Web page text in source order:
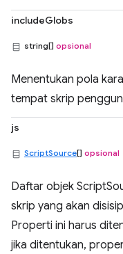
includeGlobs
string[] opsional
Menentukan pola
tempat skrip
js
ScriptSource[] opsional
Daftar objek
skrip yang akan
Properti ini harus
jika ditentukan,